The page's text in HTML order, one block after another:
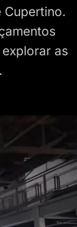
Cupertino.
as